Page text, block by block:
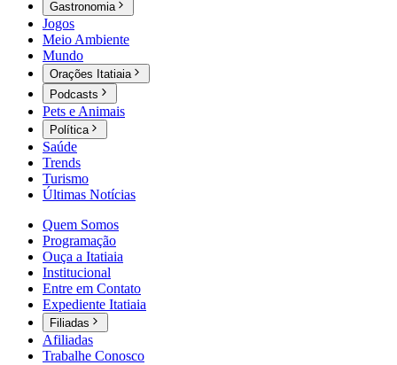
Gastronomia
Jogos
Meio Ambiente
Mundo
Orações Itatiaia
Podcasts
Pets e Animais
Política
Saúde
Trends
Turismo
Últimas Notícias
Quem Somos
Programação
Ouça a Itatiaia
Institucional
Entre em Contato
Expediente Itatiaia
Filiadas
Afiliadas
Trabalhe Conosco